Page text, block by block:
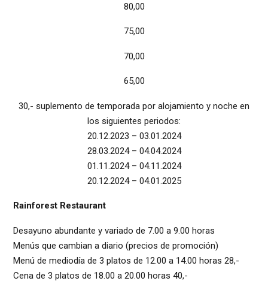
80,00
75,00
70,00
65,00
30,- suplemento de temporada por alojamiento y noche en
los siguientes periodos:
20.12.2023 – 03.01.2024
28.03.2024 – 04.04.2024
01.11.2024 – 04.11.2024
20.12.2024 – 04.01.2025
Rainforest Restaurant
Desayuno abundante y variado de 7.00 a 9.00 horas
Menús que cambian a diario (precios de promoción)
Menú de mediodía de 3 platos de 12.00 a 14.00 horas 28,-
Cena de 3 platos de 18.00 a 20.00 horas 40,-